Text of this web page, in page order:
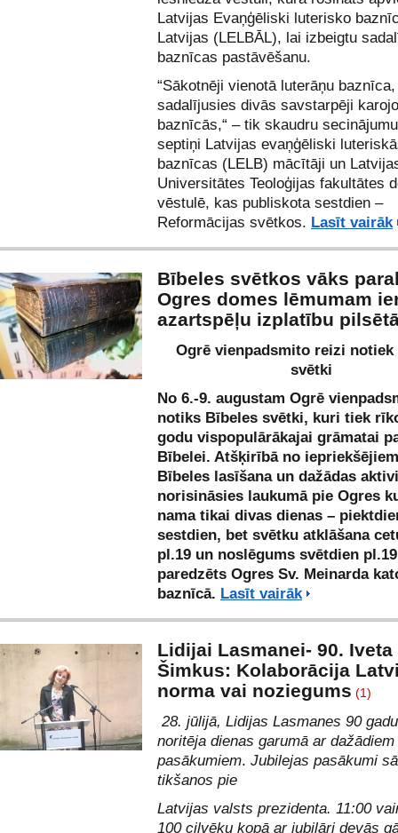
Latvijas Evaņģēliski luterisko
Latvijas (LELBĀL), lai izbeigtu
baznīcas pastāvēšanu.
“Sākotnēji vienotā luterāņu
sadalījusies divās savstarpēji
baznīcās,“ – tik skaudru
septiņi Latvijas evaņģēliski
baznīcas (LELB) mācītāji un
Universitātes Teoloģijas fakultātes
vēstulē, kas publiskota sestdien –
Reformācijas svētkos. Lasīt vairāk
Bībeles svētkos vāks
Ogres domes lēmumam
azartspēļu izplatību
Ogrē vienpadsmito reizi notiek
svētki
No 6.-9. augustam Ogrē
notiks Bībeles svētki, kuri tiek
godu vispopulārākajai grāmatai
Bībelei. Atšķirībā no
Bībeles lasīšana un dažādas
norisināsies laukumā pie Ogres
nama tikai divas dienas –
sestdien, bet svētku atklāšana
pl.19 un noslēgums svētdien
paredzēts Ogres Sv. Meinarda
baznīcā. Lasīt vairāk
Lidijai Lasmanei- 90. Iveta
Šimkus: Kolaborācija
norma vai noziegums (1)
28. jūlijā, Lidijas Lasmanes 90
noritēja dienas garumā ar
pasākumiem. Jubilejas pasākumi
tikšanos pie
Latvijas valsts prezidenta. 11:00
100 cilvēku kopā ar jubilāri devās